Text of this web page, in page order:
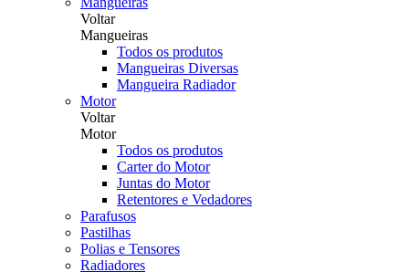
Voltar
Mangueiras
Todos os produtos
Mangueiras Diversas
Mangueira Radiador
Motor
Voltar
Motor
Todos os produtos
Carter do Motor
Juntas do Motor
Retentores e Vedadores
Parafusos
Pastilhas
Polias e Tensores
Radiadores